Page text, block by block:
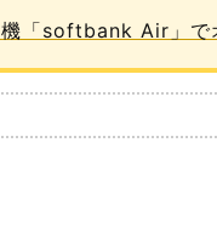
「softbank Air」で